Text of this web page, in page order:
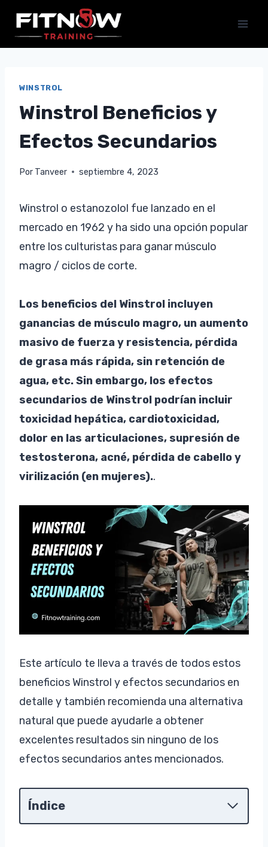
contenido
WINSTROL
Winstrol Beneficios y
Efectos Secundarios
Por Tanveer septiembre 4, 2023
Winstrol o estanozolol fue lanzado en el
mercado en 1962 y ha sido una opción popular
entre los culturistas para ganar músculo
magro / ciclos de corte.
Los beneficios del Winstrol incluyen
ganancias de músculo magro, un aumento
masivo de fuerza y resistencia, pérdida
de grasa más rápida, sin retención de
agua, etc. Sin embargo, los efectos
secundarios de Winstrol podrían incluir
toxicidad hepática, cardiotoxicidad,
dolor en las articulaciones, supresión de
testosterona, acné, pérdida de cabello y
virilización (en mujeres)..
Este artículo te lleva a través de todos estos
beneficios Winstrol y efectos secundarios en
detalle y también recomienda una alternativa
natural que puede ayudarle a obtener
excelentes resultados sin ninguno de los
efectos secundarios antes mencionados.
Índice